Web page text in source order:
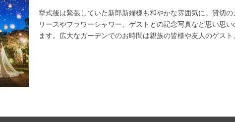
挙式後は緊張していた新郎新婦様も和やかな雰囲気に。貸切
リースやフラワーシャワー、ゲストとの記念写真など思い思
ます。広大なガーデンでのお時間は親族の皆様や友人のゲス